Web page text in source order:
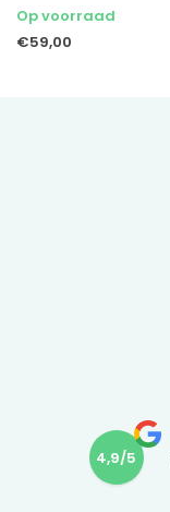
Op voorraad
€59,00
4,9/5